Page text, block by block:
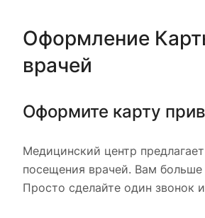
Оформление
врачей
Оформите карту
Медицинский центр
посещения врачей. Вам
Просто сделайте один звонок